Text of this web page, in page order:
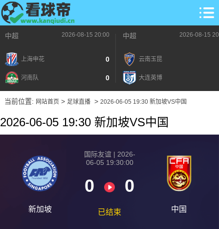
中超 2026-08-15 20:00
上海申花 0
河南队 0
中超 2026-08-15
云南玉昆
大连英博
当前位置: 网站首页> 足球直播> 2026-06-05 19:30 新加坡VS中国
2026-06-05 19:30 新加坡VS中国
新加坡
国际友谊 | 2026-
06-05 19:30:00
0 0
已结束 中国